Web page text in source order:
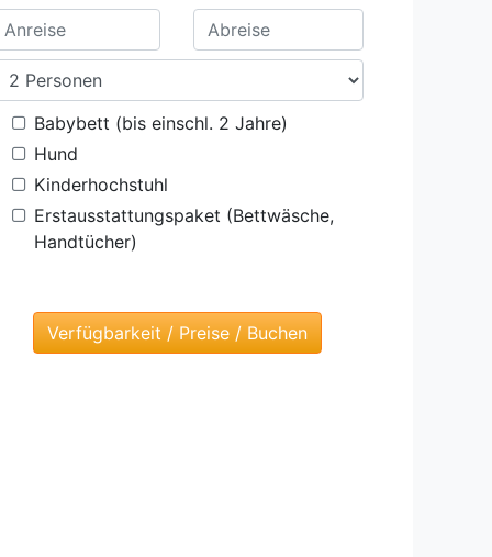
Babybett (bis einschl. 2 Jahre)
Hund
Kinderhochstuhl
Erstausstattungspaket (Bettwäsche,
Handtücher)